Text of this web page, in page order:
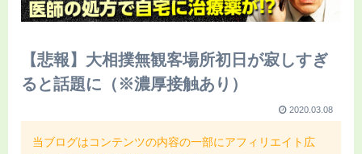
【悲報】大相撲無観客場所初日が寂しすぎ
ると話題に（※濃厚接触あり）
2020.03.08
当ブログはコンテンツの内容の一部にアフィリエイト広